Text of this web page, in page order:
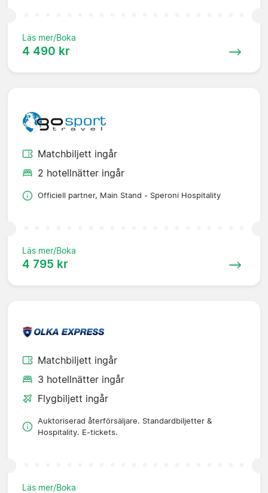
Läs mer/Boka
4 490 kr
Matchbiljett ingår
2 hotellnätter ingår
Officiell partner, Main Stand - Speroni Hospitality
Läs mer/Boka
4 795 kr
Matchbiljett ingår
3 hotellnätter ingår
Flygbiljett ingår
Auktoriserad återförsäljare. Standardbiljetter &
Hospitality. E-tickets.
Läs mer/Boka